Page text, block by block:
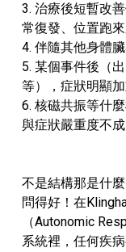
3. 治療後短暫改
常復發、位置跑來
4. 伴隨其他身體
5. 某個事件後（
等），症狀明顯加
6. 核磁共振等什
與症狀嚴重度不成
不是結構那是什麼
問得好！在
（Autonomic
系統裡，任何疾